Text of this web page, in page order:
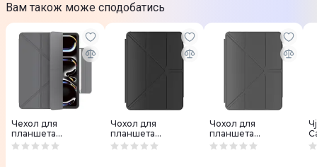
Вам також може сподобатись
Чехол для
планшета
Keephone IFOLIO
Чохол для
планшета
Keephone Origami
Чохол для
планшета
Keephone Origami